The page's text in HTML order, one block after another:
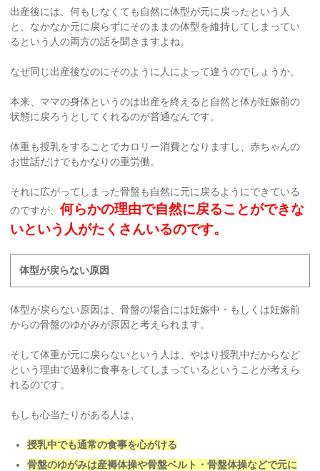
出産後には、何もしなくても自然に体型が元に戻ったという人
と、なかなか元に戻らずにそのままの体型を維持してしまってい
るという人の両方の話を聞きますよね。
なぜ同じ出産後なのにそのように人によって違うのでしょうか。
本来、ママの身体というのは出産を終えると自然と体が妊娠前の
状態に戻ろうとしてくれるのが普通なんです。
体重も授乳をすることでカロリー消費となりますし、赤ちゃんの
お世話だけでもかなりの重労働。
それに広がってしまった骨盤も自然に元に戻るようにできている
のですが、何らかの理由で自然に戻ることができな
いという人がたくさんいるのです。
体型が戻らない原因
体型が戻らない原因は、骨盤の場合には妊娠中・もしくは妊娠前
からの骨盤のゆがみが原因と考えられます。
そして体重が元に戻らないという人は、やはり授乳中だからなど
という理由で過剰に食事をしてしまっているということが考えら
れるのです。
もしも心当たりがある人は、
授乳中でも通常の食事を心がける
骨盤のゆがみは産褥体操や骨盤ベルト・骨盤体操などで元に